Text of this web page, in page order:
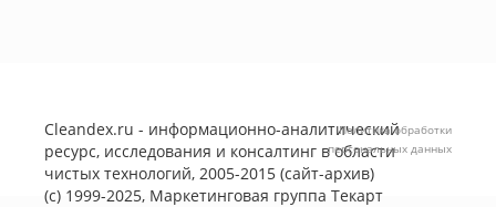
Cleandex.ru - информационно-аналитический
ресурс, исследования и консалтинг в области
чистых технологий, 2005-2015 (сайт-архив)
(с) 1999-2025, Маркетинговая группа Текарт
Политика обработки
персональных данных